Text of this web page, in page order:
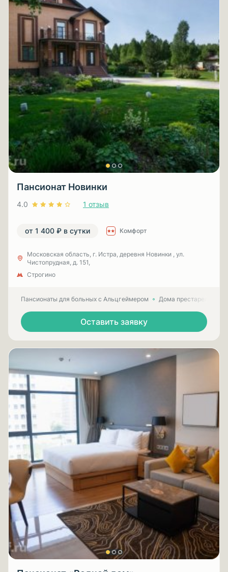
Пансионат Новинки
4.0 1 отзыв
от 1 400 ₽ в сутки Комфорт
Московская область, г. Истра, деревня Новинки , ул.
Чистопрудная, д. 151,
Строгино
Пансионаты для больных с Альцгеймером Дома престарелых
Оставить заявку